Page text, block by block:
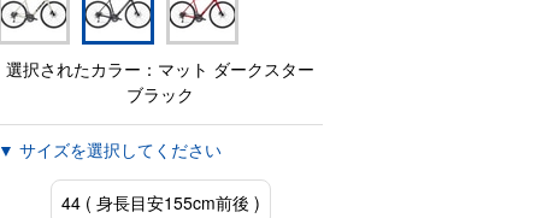
選択されたカラー：マット ダークスター
ブラック
▼ サイズを選択してください
44 ( 身長目安155cm前後 )